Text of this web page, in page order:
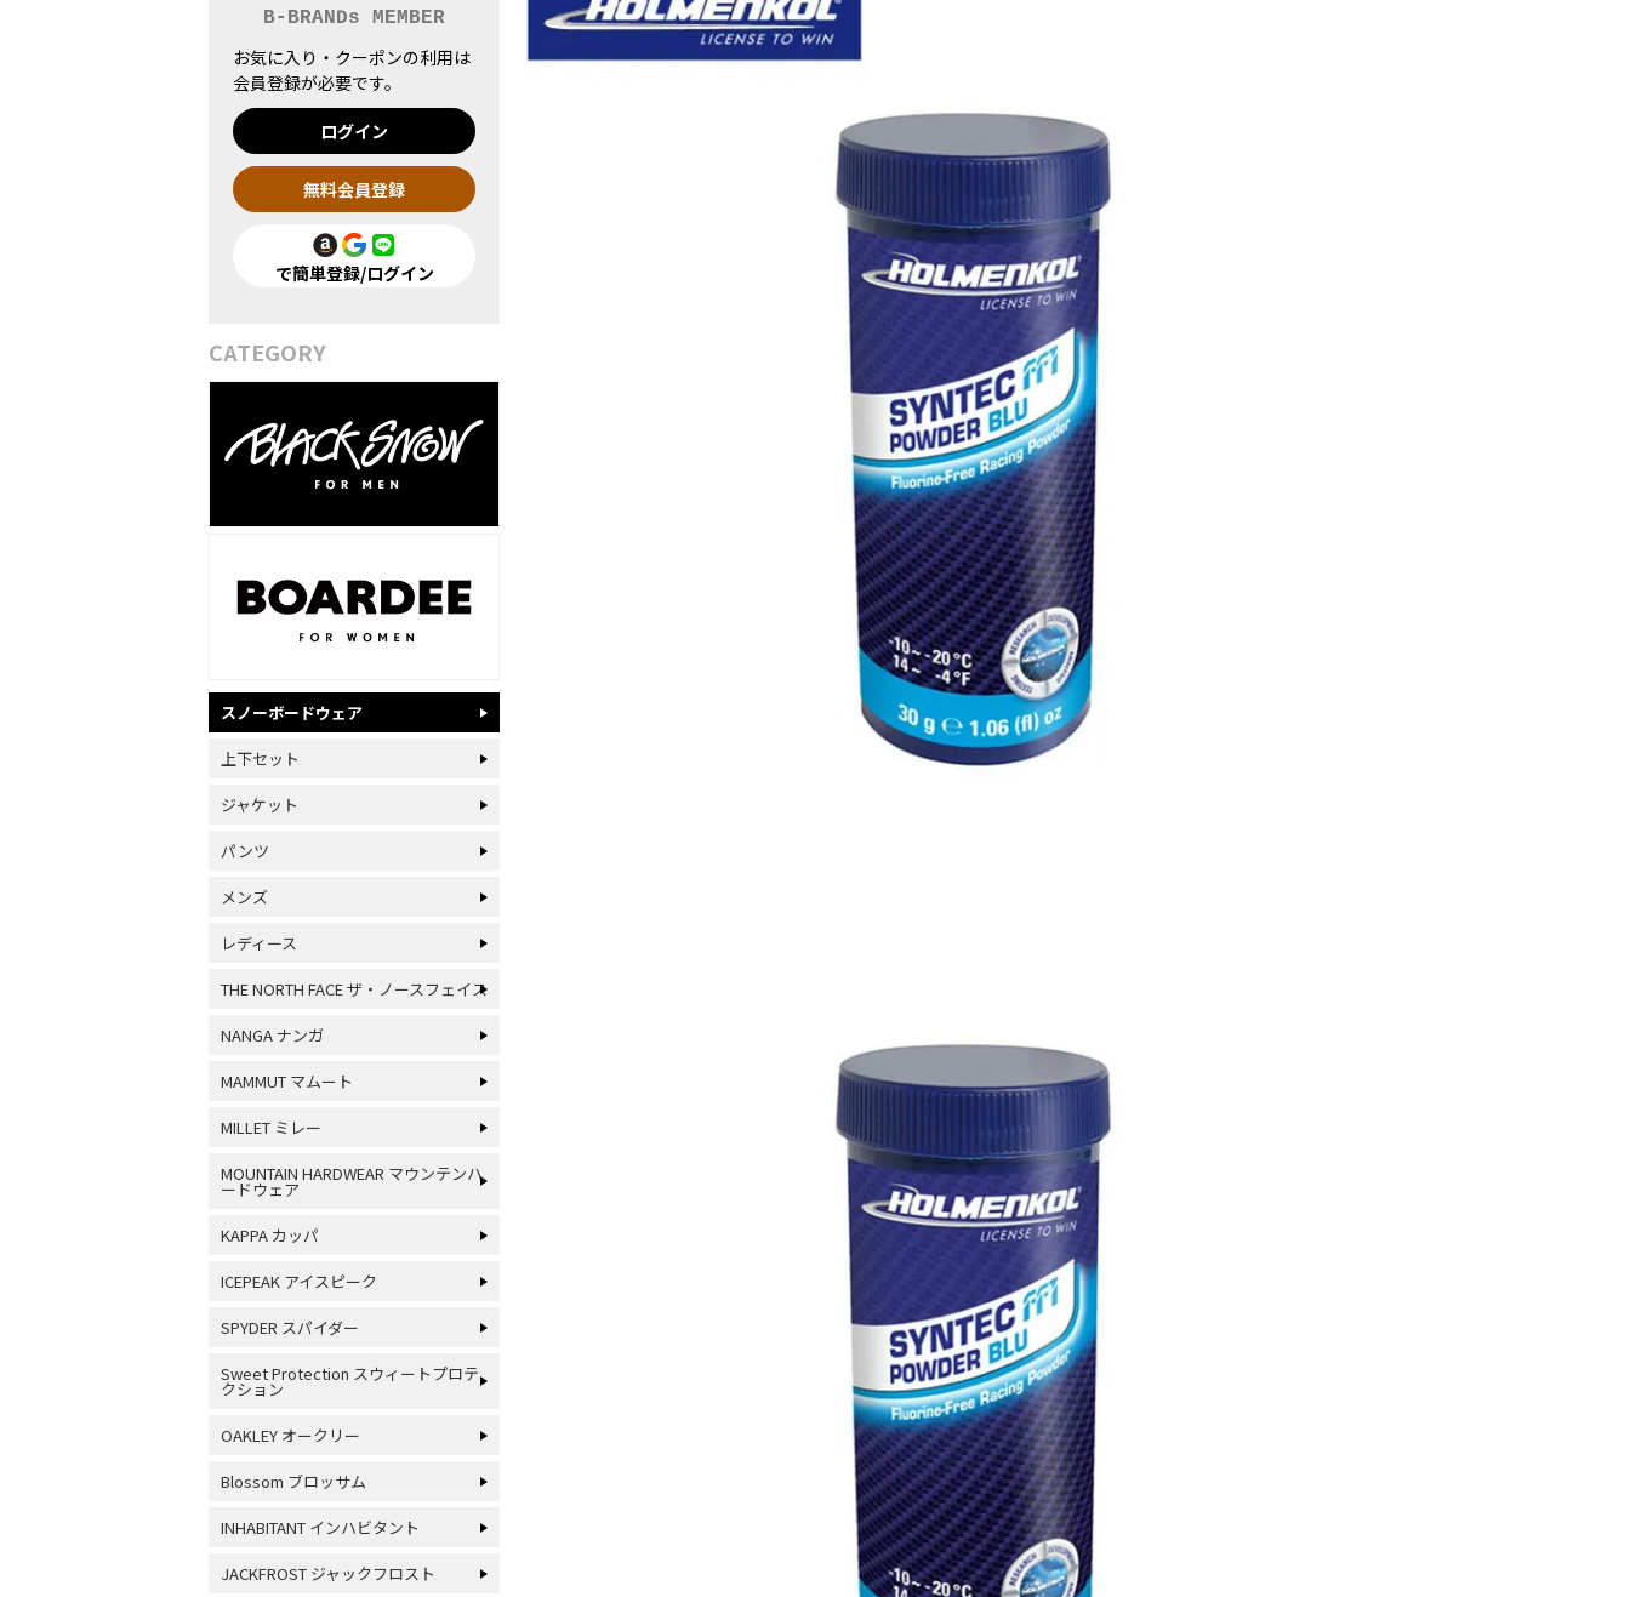
B-BRANDs MEMBER
お気に入り・クーポンの利用は
会員登録が必要です。
ログイン
無料会員登録
で簡単登録/ログイン
CATEGORY
スノーボードウェア
上下セット
ジャケット
パンツ
メンズ
レディース
THE NORTH FACE ザ・ノースフェイス
NANGA ナンガ
MAMMUT マムート
MILLET ミレー
MOUNTAIN HARDWEAR マウンテンハ
ードウェア
KAPPA カッパ
ICEPEAK アイスピーク
SPYDER スパイダー
Sweet Protection スウィートプロテ
クション
OAKLEY オークリー
Blossom ブロッサム
INHABITANT インハビタント
JACKFROST ジャックフロスト